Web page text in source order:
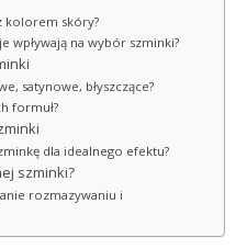
kolorem skóry?
wpływają na wybór szminki?
satynowe, błyszczące?
formuł?
dla idealnego efektu?
szminki?
rozmazywaniu i